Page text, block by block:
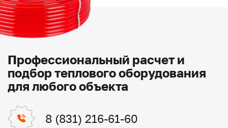
Профессиональный расчет и
подбор теплового оборудования
для любого объекта
8 (831) 216-61-60